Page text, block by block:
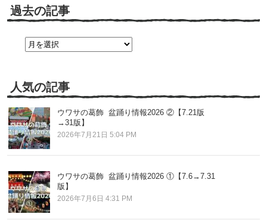
過去の記事
人気の記事
ウワサの葛飾 盆踊り情報2026 ②【7.21版
→31版】
2026年7月21日 5:04 PM
ウワサの葛飾 盆踊り情報2026 ①【7.6→7.31
版】
2026年7月6日 4:31 PM